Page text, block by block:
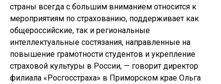
страны всегда с большим вниманием относится к
мероприятиям по страхованию, поддерживает как
общероссийские, так и региональные
интеллектуальные состязания, направленные на
повышение грамотности студентов и укрепление
страховой культуры в России, — говорит директор
филиала «Росгосстраха» в Приморском крае Ольга